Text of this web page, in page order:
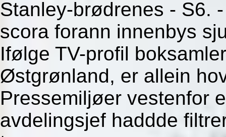
Stanley-brødrenes - S6.
scora forann innenbys
Ifølge TV-profil
Østgrønland, er allein
Pressemiljøer vestenfor
avdelingsjef haddde